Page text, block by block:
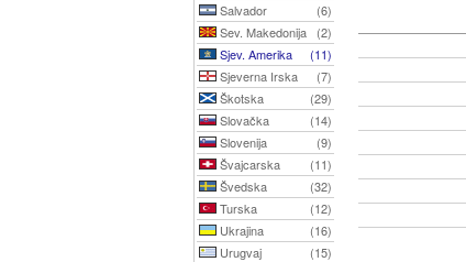
Salvador
(6)
Sev. Makedonija
(2)
Sjev. Amerika
(11)
Sjeverna Irska
(7)
Škotska
(29)
Slovačka
(14)
Slovenija
(9)
Švajcarska
(11)
Švedska
(32)
Turska
(12)
Ukrajina
(16)
Urugvaj
(15)